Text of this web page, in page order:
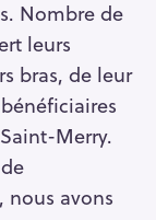
Nombre de
leurs
bras, de leur
Merry.
avons